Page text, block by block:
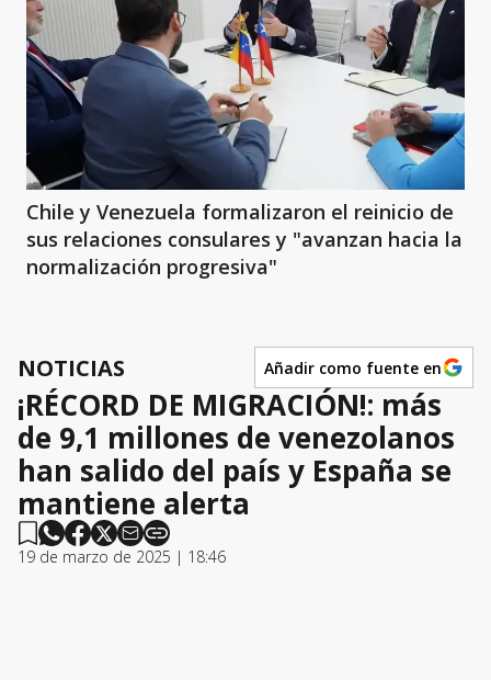
Chile y Venezuela formalizaron el reinicio de
sus relaciones consulares y "avanzan hacia la
normalización progresiva"
NOTICIAS Añadir como fuente en
¡RÉCORD DE MIGRACIÓN!: más
de 9,1 millones de venezolanos
han salido del país y España se
mantiene alerta
19 de marzo de 2025 | 18:46